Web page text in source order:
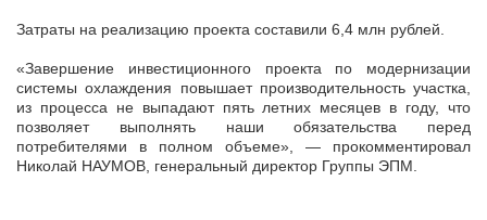
Затраты на реализацию проекта составили 6,4 млн рублей.
«Завершение инвестиционного проекта по модернизации
системы охлаждения повышает производительность участка,
из процесса не выпадают пять летних месяцев в году, что
позволяет выполнять наши обязательства перед
потребителями в полном объеме», — прокомментировал
Николай НАУМОВ, генеральный директор Группы ЭПМ.